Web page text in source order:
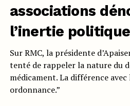
associations
l’inertie politique
Sur RMC, la présidente
tenté de rappeler la nature du
médicament. La différence avec
ordonnance.”